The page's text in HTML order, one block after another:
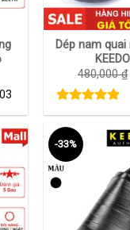
₫.
+
Dép nam
480,000₫
-33%